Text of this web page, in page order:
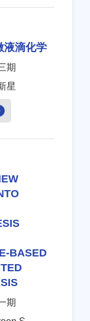
液滴化学
期
星
BASED
期